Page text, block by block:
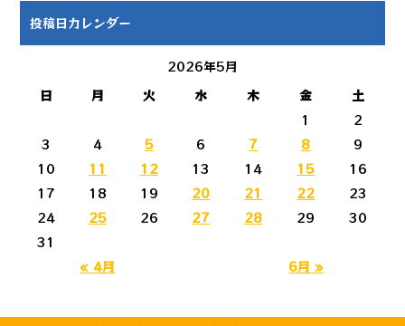
投稿日カレンダー
2026年5月
日
月 火 水 木 金 土
« 4月 6月 »
1
2
3
4 5 6 7 8
9
10
11 12 13 14 15
16
17
18 19 20 21 22
23
24
25 26 27 28 29
30
31